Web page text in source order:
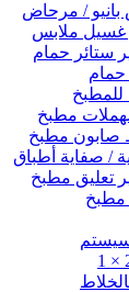
/ مرحاض
ملابس
ستائر حمام
حمام
مطبخ
صابون مطبخ
/ صفاية أطباق
تعليق مطبخ
مطبخ